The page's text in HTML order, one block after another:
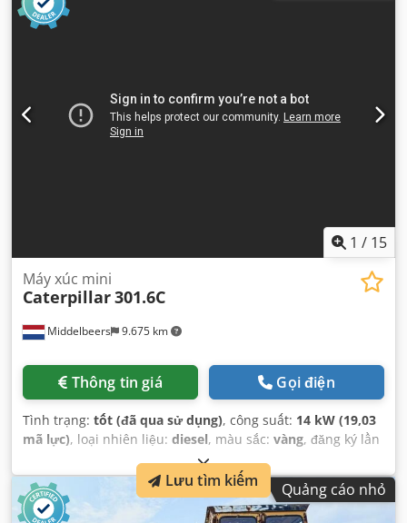
1 / 15
Middelbeers 9.675 km
Máy xúc mini
Caterpillar301.6C
Thông tin giá Gọi điện
Tình trạng: tốt (đã qua sử dụng), công suất: 14 kW (19,03
mã lực), loại nhiên liệu: diesel, màu sắc: vàng, đăng ký lần
, Năm sản xuất:2006
Quảng cáo nhỏ
Lưu tìm kiếm